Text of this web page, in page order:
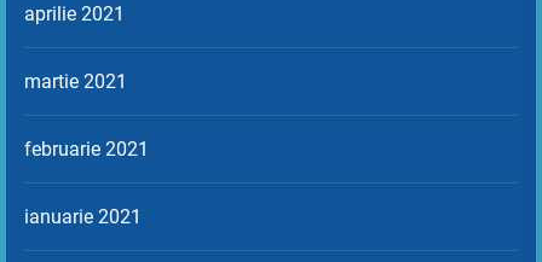
aprilie 2021
martie 2021
februarie 2021
ianuarie 2021